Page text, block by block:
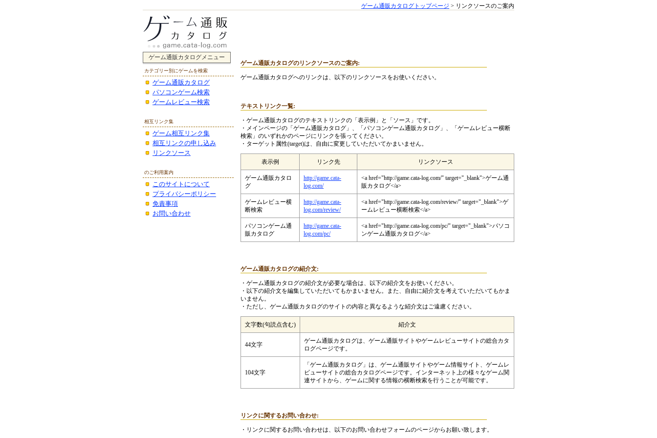
ゲーム通販カタログトップページ > リンクソースのご案内
ゲーム通販カタログメニュー
カテゴリー別にゲームを検索
ゲーム通販カタログ
パソコンゲーム検索
ゲームレビュー検索
相互リンク集
ゲーム相互リンク集
相互リンクの申し込み
リンクソース
のご利用案内
このサイトについて
プライバシーポリシー
免責事項
お問い合わせ
ゲーム通販カタログのリンクソースのご案内:
ゲーム通販カタログへのリンクは、以下のリンクソースをお使いください。
テキストリンク一覧:
・ゲーム通販カタログのテキストリンクの「表示例」と「ソース」です。
・メインページの「ゲーム通販カタログ」、「パソコンゲーム通販カタログ」、「ゲームレビュー横断
検索」のいずれかのページにリンクを張ってください。
・ターゲット属性(target)は、自由に変更していただいてかまいません。
表示例 リンク先 リンクソース
ゲーム通販カタロ
グ
http://game.cata-
log.com/
<a href="http://game.cata-log.com/" target="_blank">ゲーム通
販カタログ</a>
ゲームレビュー横
断検索
http://game.cata-
log.com/review/
<a href="http://game.cata-log.com/review/" target="_blank">ゲ
ームレビュー横断検索</a>
パソコンゲーム通
販カタログ
http://game.cata-
log.com/pc/
<a href="http://game.cata-log.com/pc/" target="_blank">パソコ
ンゲーム通販カタログ</a>
ゲーム通販カタログの紹介文:
・ゲーム通販カタログの紹介文が必要な場合は、以下の紹介文をお使いください。
・以下の紹介文を編集していただいてもかまいません。また、自由に紹介文を考えていただいてもかま
いません。
・ただし、ゲーム通販カタログのサイトの内容と異なるような紹介文はご遠慮ください。
文字数(句読点含む) 紹介文
44文字
ゲーム通販カタログは、ゲーム通販サイトやゲームレビューサイトの総合カタ
ログページです。
104文字
「ゲーム通販カタログ」は、ゲーム通販サイトやゲーム情報サイト、ゲームレ
ビューサイトの総合カタログページです。インターネット上の様々なゲーム関
連サイトから、ゲームに関する情報の横断検索を行うことが可能です。
リンクに関するお問い合わせ:
・リンクに関するお問い合わせは、以下のお問い合わせフォームのページからお願い致します。